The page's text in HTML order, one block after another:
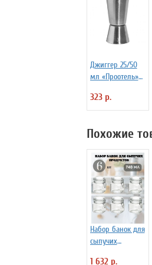
Джиггер 25/50
мл «Проотель»
H=90 мм B=40
мм ProHotel
323 р.
Похожие
Набор банок для
сыпучих
1 632 р.